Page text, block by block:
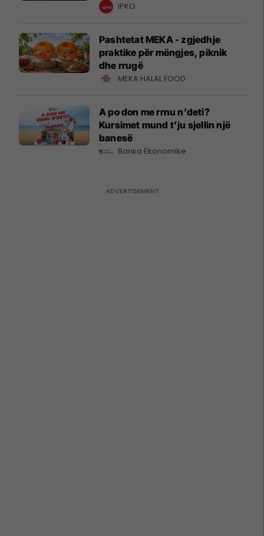
krijuesve
IPKO
Pashtetat MEKA - zgjedhje
praktike për mëngjes, piknik
dhe rrugë
MEKA HALAL FOOD
A po don me rrnu n’deti?
Kursimet mund t’ju sjellin një
banesë
Banka Ekonomike